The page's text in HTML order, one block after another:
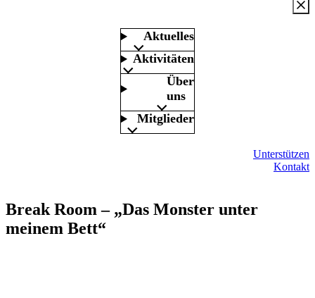
Aktuelles
Aktivitäten
Über
uns
Mitglieder
Unterstützen
Kontakt
Break Room – „Das Monster unter
meinem Bett“